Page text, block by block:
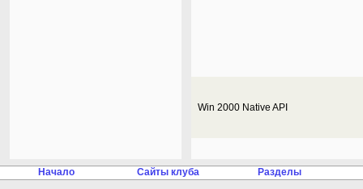
Win 2000 Native API
Начало Сайты клуба Разделы